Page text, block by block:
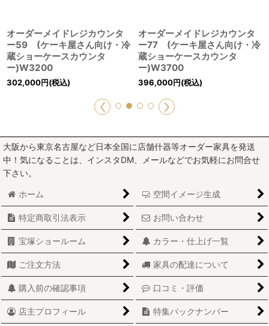
オーダーメイドレジカウンタ
ー59 (ケーキ屋さん向け・冷
蔵ショーケースカウンタ
ー)W3200
302,000円(税込)
オーダーメイドレジカウンタ
ー77 (ケーキ屋さん向け・冷
蔵ショーケースカウンタ
ー)W3700
396,000円(税込)
大阪から東京名古屋など日本全国に店舗什器等オーダー家具を発送
中！気になることは、インスタDM、メールなどでお気軽にお問合せ
下さい。
ホーム 空間イメージ生成
特定商取引法表示 お問い合わせ
宝塚ショールーム カラー・仕上げ一覧
ご注文方法 家具の配達について
購入前の確認事項 口コミ・評価
店主プロフィール 特集バックナンバー